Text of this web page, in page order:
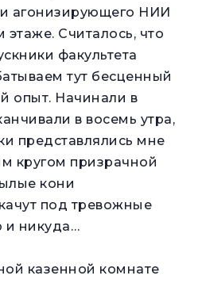
агонизирующего НИИ
этаже. Считалось, что
факультета
тут бесценный
опыт. Начинали в
в восемь утра,
представлялись мне
кругом призрачной
кони
под тревожные
и никуда…
казенной комнате